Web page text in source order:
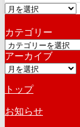
ア
カ
イ
ブ
カテゴリー
カ
テ
ゴ
ー
アーカイブ
ア
カ
イ
ブ
トップ
お知らせ